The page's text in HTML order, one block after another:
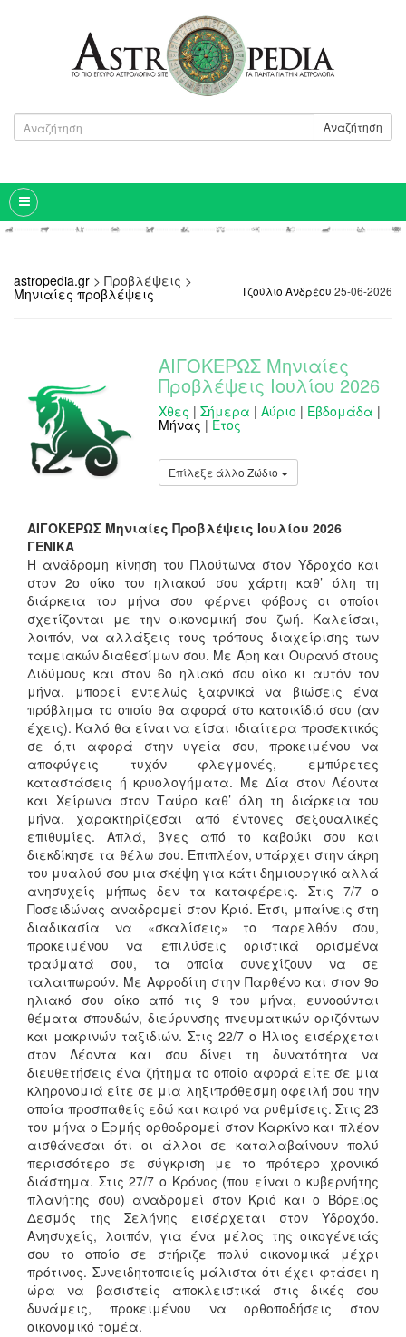
Αναζήτηση
Τζούλιο Ανδρέου 25-06-2026
astropedia.gr > Προβλέψεις >
Μηνιαίες προβλέψεις
ΑΙΓΟΚΕΡΩΣ Μηνιαίες
Προβλέψεις Ιουλίου 2026
Χθες | Σήμερα | Αύριο | Εβδομάδα |
Μήνας | Έτος
Επίλεξε άλλο Ζώδιο
ΑΙΓΟΚΕΡΩΣ Μηνιαίες Προβλέψεις Ιουλίου 2026
ΓΕΝΙΚΑ
Η ανάδρομη κίνηση του Πλούτωνα στον Υδροχόο και
στον 2ο οίκο του ηλιακού σου χάρτη καθ’ όλη τη
διάρκεια του μήνα σου φέρνει φόβους οι οποίοι
σχετίζονται με την οικονομική σου ζωή. Καλείσαι,
λοιπόν, να αλλάξεις τους τρόπους διαχείρισης των
ταμειακών διαθεσίμων σου. Με Άρη και Ουρανό στους
Διδύμους και στον 6ο ηλιακό σου οίκο κι αυτόν τον
μήνα, μπορεί εντελώς ξαφνικά να βιώσεις ένα
πρόβλημα το οποίο θα αφορά στο κατοικίδιό σου (αν
έχεις). Καλό θα είναι να είσαι ιδιαίτερα προσεκτικός
σε ό,τι αφορά στην υγεία σου, προκειμένου να
αποφύγεις τυχόν φλεγμονές, εμπύρετες
καταστάσεις ή κρυολογήματα. Με Δία στον Λέοντα
και Χείρωνα στον Ταύρο καθ’ όλη τη διάρκεια του
μήνα, χαρακτηρίζεσαι από έντονες σεξουαλικές
επιθυμίες. Απλά, βγες από το καβούκι σου και
διεκδίκησε τα θέλω σου. Επιπλέον, υπάρχει στην άκρη
του μυαλού σου μια σκέψη για κάτι δημιουργικό αλλά
ανησυχείς μήπως δεν τα καταφέρεις. Στις 7/7 ο
Ποσειδώνας αναδρομεί στον Κριό. Έτσι, μπαίνεις στη
διαδικασία να «σκαλίσεις» το παρελθόν σου,
προκειμένου να επιλύσεις οριστικά ορισμένα
τραύματά σου, τα οποία συνεχίζουν να σε
ταλαιπωρούν. Με Αφροδίτη στην Παρθένο και στον 9ο
ηλιακό σου οίκο από τις 9 του μήνα, ευνοούνται
θέματα σπουδών, διεύρυνσης πνευματικών οριζόντων
και μακρινών ταξιδιών. Στις 22/7 ο Ήλιος εισέρχεται
στον Λέοντα και σου δίνει τη δυνατότητα να
διευθετήσεις ένα ζήτημα το οποίο αφορά είτε σε μια
κληρονομιά είτε σε μια ληξιπρόθεσμη οφειλή σου την
οποία προσπαθείς εδώ και καιρό να ρυθμίσεις. Στις 23
του μήνα ο Ερμής ορθοδρομεί στον Καρκίνο και πλέον
αισθάνεσαι ότι οι άλλοι σε καταλαβαίνουν πολύ
περισσότερο σε σύγκριση με το πρότερο χρονικό
διάστημα. Στις 27/7 ο Κρόνος (που είναι ο κυβερνήτης
πλανήτης σου) αναδρομεί στον Κριό και ο Βόρειος
Δεσμός της Σελήνης εισέρχεται στον Υδροχόο.
Ανησυχείς, λοιπόν, για ένα μέλος της οικογένειάς
σου το οποίο σε στήριζε πολύ οικονομικά μέχρι
πρότινος. Συνειδητοποιείς μάλιστα ότι έχει φτάσει η
ώρα να βασιστείς αποκλειστικά στις δικές σου
δυνάμεις, προκειμένου να ορθοποδήσεις στον
οικονομικό τομέα.